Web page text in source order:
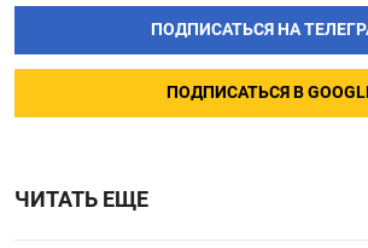
ПОДПИСАТЬСЯ НА
ПОДПИСАТЬСЯ В
ЧИТАТЬ ЕЩЕ